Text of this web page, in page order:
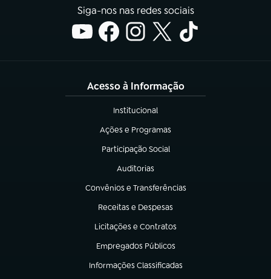
Siga-nos nas redes sociais
Acesso à Informação
Institucional
(abre em nova aba)
Ações e Programas
(abre em nova aba)
Participação Social
(abre em nova aba)
Auditorias
(abre em nova aba)
Convênios e Transferências
(abre em nova aba)
Receitas e Despesas
(abre em nova aba)
Licitações e Contratos
(abre em nova aba)
Empregados Públicos
(abre em nova aba)
Informações Classificadas
(abre em nova aba)